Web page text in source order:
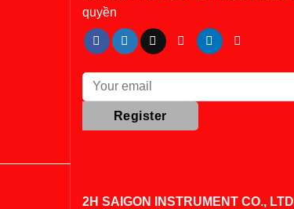
quyền
2H SAIGON INSTRUMENT CO., LTD